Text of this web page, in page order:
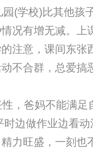
校)比其他孩子
况有增无减。上
注意，课间东张
不合群，总爱搞
，爸妈不能满足
时边做作业边看
力旺盛，一刻也